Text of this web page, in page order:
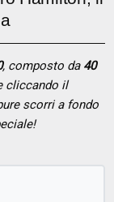
, composto da 40
cliccando il
scorri a fondo